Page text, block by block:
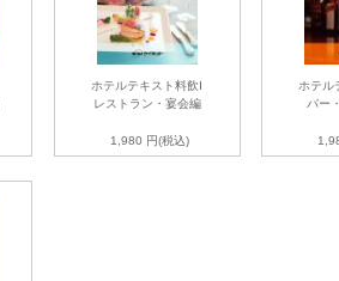
ホテルテキスト料飲Ⅰ
レストラン・宴会編
1,980 円(税込)
ホテル
バー